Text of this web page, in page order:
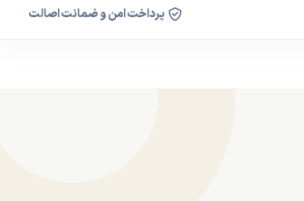
پرداخت امن و ضمانت اصالت